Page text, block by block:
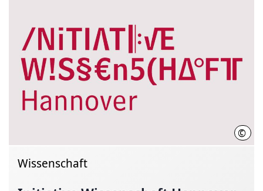
©
Wissenschaft